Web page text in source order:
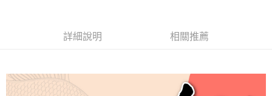
詳細說明 相關推薦